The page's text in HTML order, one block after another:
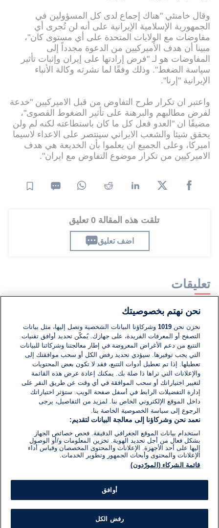
وقال خامنئي "هناك إجماع لدى كل المسؤولين في
الجمهورية الإسلامية الإيرانية على أنه لن تُجرى أي
مفاوضات مع الولايات المتحدة على أي مستوى كان"،
مبينا أن هدف الأميركيين من الدعوة مجدداً إلى
المفاوضات هو لـ "فرض إرادتها على إيران وإثبات تأثير
سياسة الضغط". وذلك وفقًا لما نشرته وكالة الأنباء
الإيرانية "إرنا".
واعتبر ان تكرار طرح التفاوض من قبل الاميركيين "خدعة
لفرض مطالبهم والبرهنة على تأثير الضغوط القصوى"،
مضيفًا ان "العدو فعل كل ما كان باستطاعته لكنه لم ولن
يحقق شيئا والشعب الايراني سينتصر على الاعداء لاسيما
اميركا، وعلى الجميع ان يعلموا بأن الخديعة هي هدف
الاميركيين من تكرار موضوع التفاوض مع ايران".
تلقت هذه المقالة 0 تعليق
اضف تعليق
تعليقات
لا توجد تعليقات مكتوبة حتى الآن. كن الأول!
اكتب تعليقًا جديدًا ...
نحن نهتم بخصوصيتك
نخزن نحن1019 وشركاؤنا البيانات الشخصية ونصل إليها، مثل بيانات
التصفح أو المعرفات الفريدة، على جهازك. يُمكّن تحديد أوافق تقنيات
التتبع من دعم الأغراض المعروضة في إطار معالجتنا وشركائنا للبيانات
التي يجب توفيرها. سيؤدي تحديد رفض الكل أو سحب موافقتك إلى
تعطيلها. إذا تم تعطيل أدوات التتبع، فقد لا تكون بعض المحتويات
والإعلانات التي تراها ذا صلة بك. يمكنك إعادة عرض هذه القائمة
لتغيير اختياراتك أو سحب الموافقة في أي وقت عن طريق النقر على
إدارة التفضيلات الرابط في أسفل صفحة الويب. ستؤثر اختياراتك
داخل الموقع الإلكتروني الخاص بنا. لمزيد من التفاصيل، يرجى
الرجوع إلى سياسة الخصوصية الخاصة بنا.
نعمد نحن وشركاؤنا إلى معالجة البيانات لتقديم:
استخدام بيانات الموقع الجغرافي الدقيقة. فحص خصائص الجهاز
بشكل فعال من أجل تحديد الهوية. تخزين المعلومات و/أو الوصول
إليها على أحد الأجهزة. الإعلانات والمحتوى المخصصان وقياس أداء
الإعلانات والمحتوى وأبحاث الجمهور وتطوير الخدمات.
قائمة الشركاء (المورّدون)
أوافق
رفض الكل